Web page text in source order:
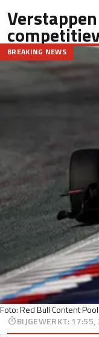
Foto: Red Bull Content Pool
BREAKING NEWS
BIJGEWERKT:17:55,